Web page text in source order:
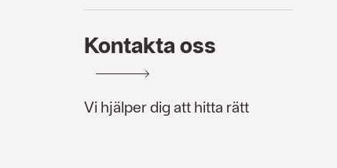
Kontakta oss
Vi hjälper dig att hitta rätt